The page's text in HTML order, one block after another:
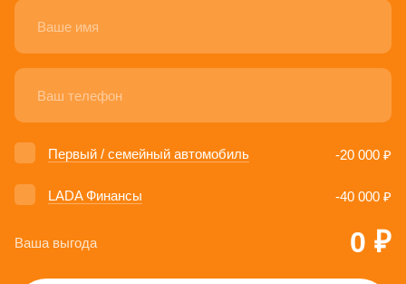
Первый / семейный автомобиль -20 000 ₽
LADA Финансы -40 000 ₽
Ваша выгода 0 ₽